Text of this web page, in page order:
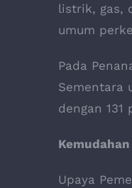
listrik, gas,
umum
Pada
Sementara
dengan 131
Upaya